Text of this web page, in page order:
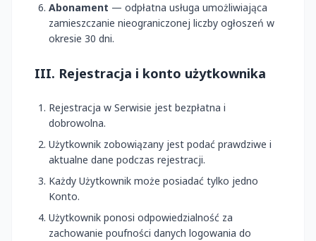
Abonament — odpłatna usługa umożliwiająca
zamieszczanie nieograniczonej liczby ogłoszeń w
okresie 30 dni.
III. Rejestracja i konto użytkownika
Rejestracja w Serwisie jest bezpłatna i
dobrowolna.
Użytkownik zobowiązany jest podać prawdziwe i
aktualne dane podczas rejestracji.
Każdy Użytkownik może posiadać tylko jedno
Konto.
Użytkownik ponosi odpowiedzialność za
zachowanie poufności danych logowania do